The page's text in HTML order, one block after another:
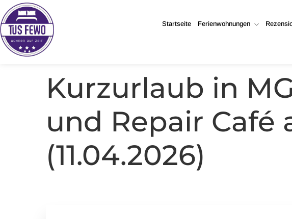
Startseite Ferienwohnungen
Startseite Ferienwohnungen
Kurzurlaub in
und Repair Café
(11.04.2026)